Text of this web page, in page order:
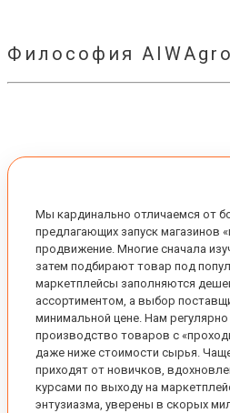
Философия
Мы кардинально отличаемся от
предлагающих запуск магазинов
продвижение. Многие сначала
затем подбирают товар под
маркетплейсы заполняются
ассортиментом, а выбор
минимальной цене. Нам
производство товаров с
даже ниже стоимости сырья.
приходят от новичков,
курсами по выходу на
энтузиазма, уверены в скорых